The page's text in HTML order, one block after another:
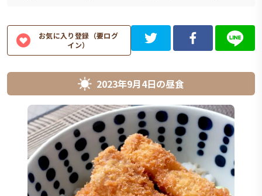
お気に入り登録（要ログ
イン）
2023年9月4日の昼食